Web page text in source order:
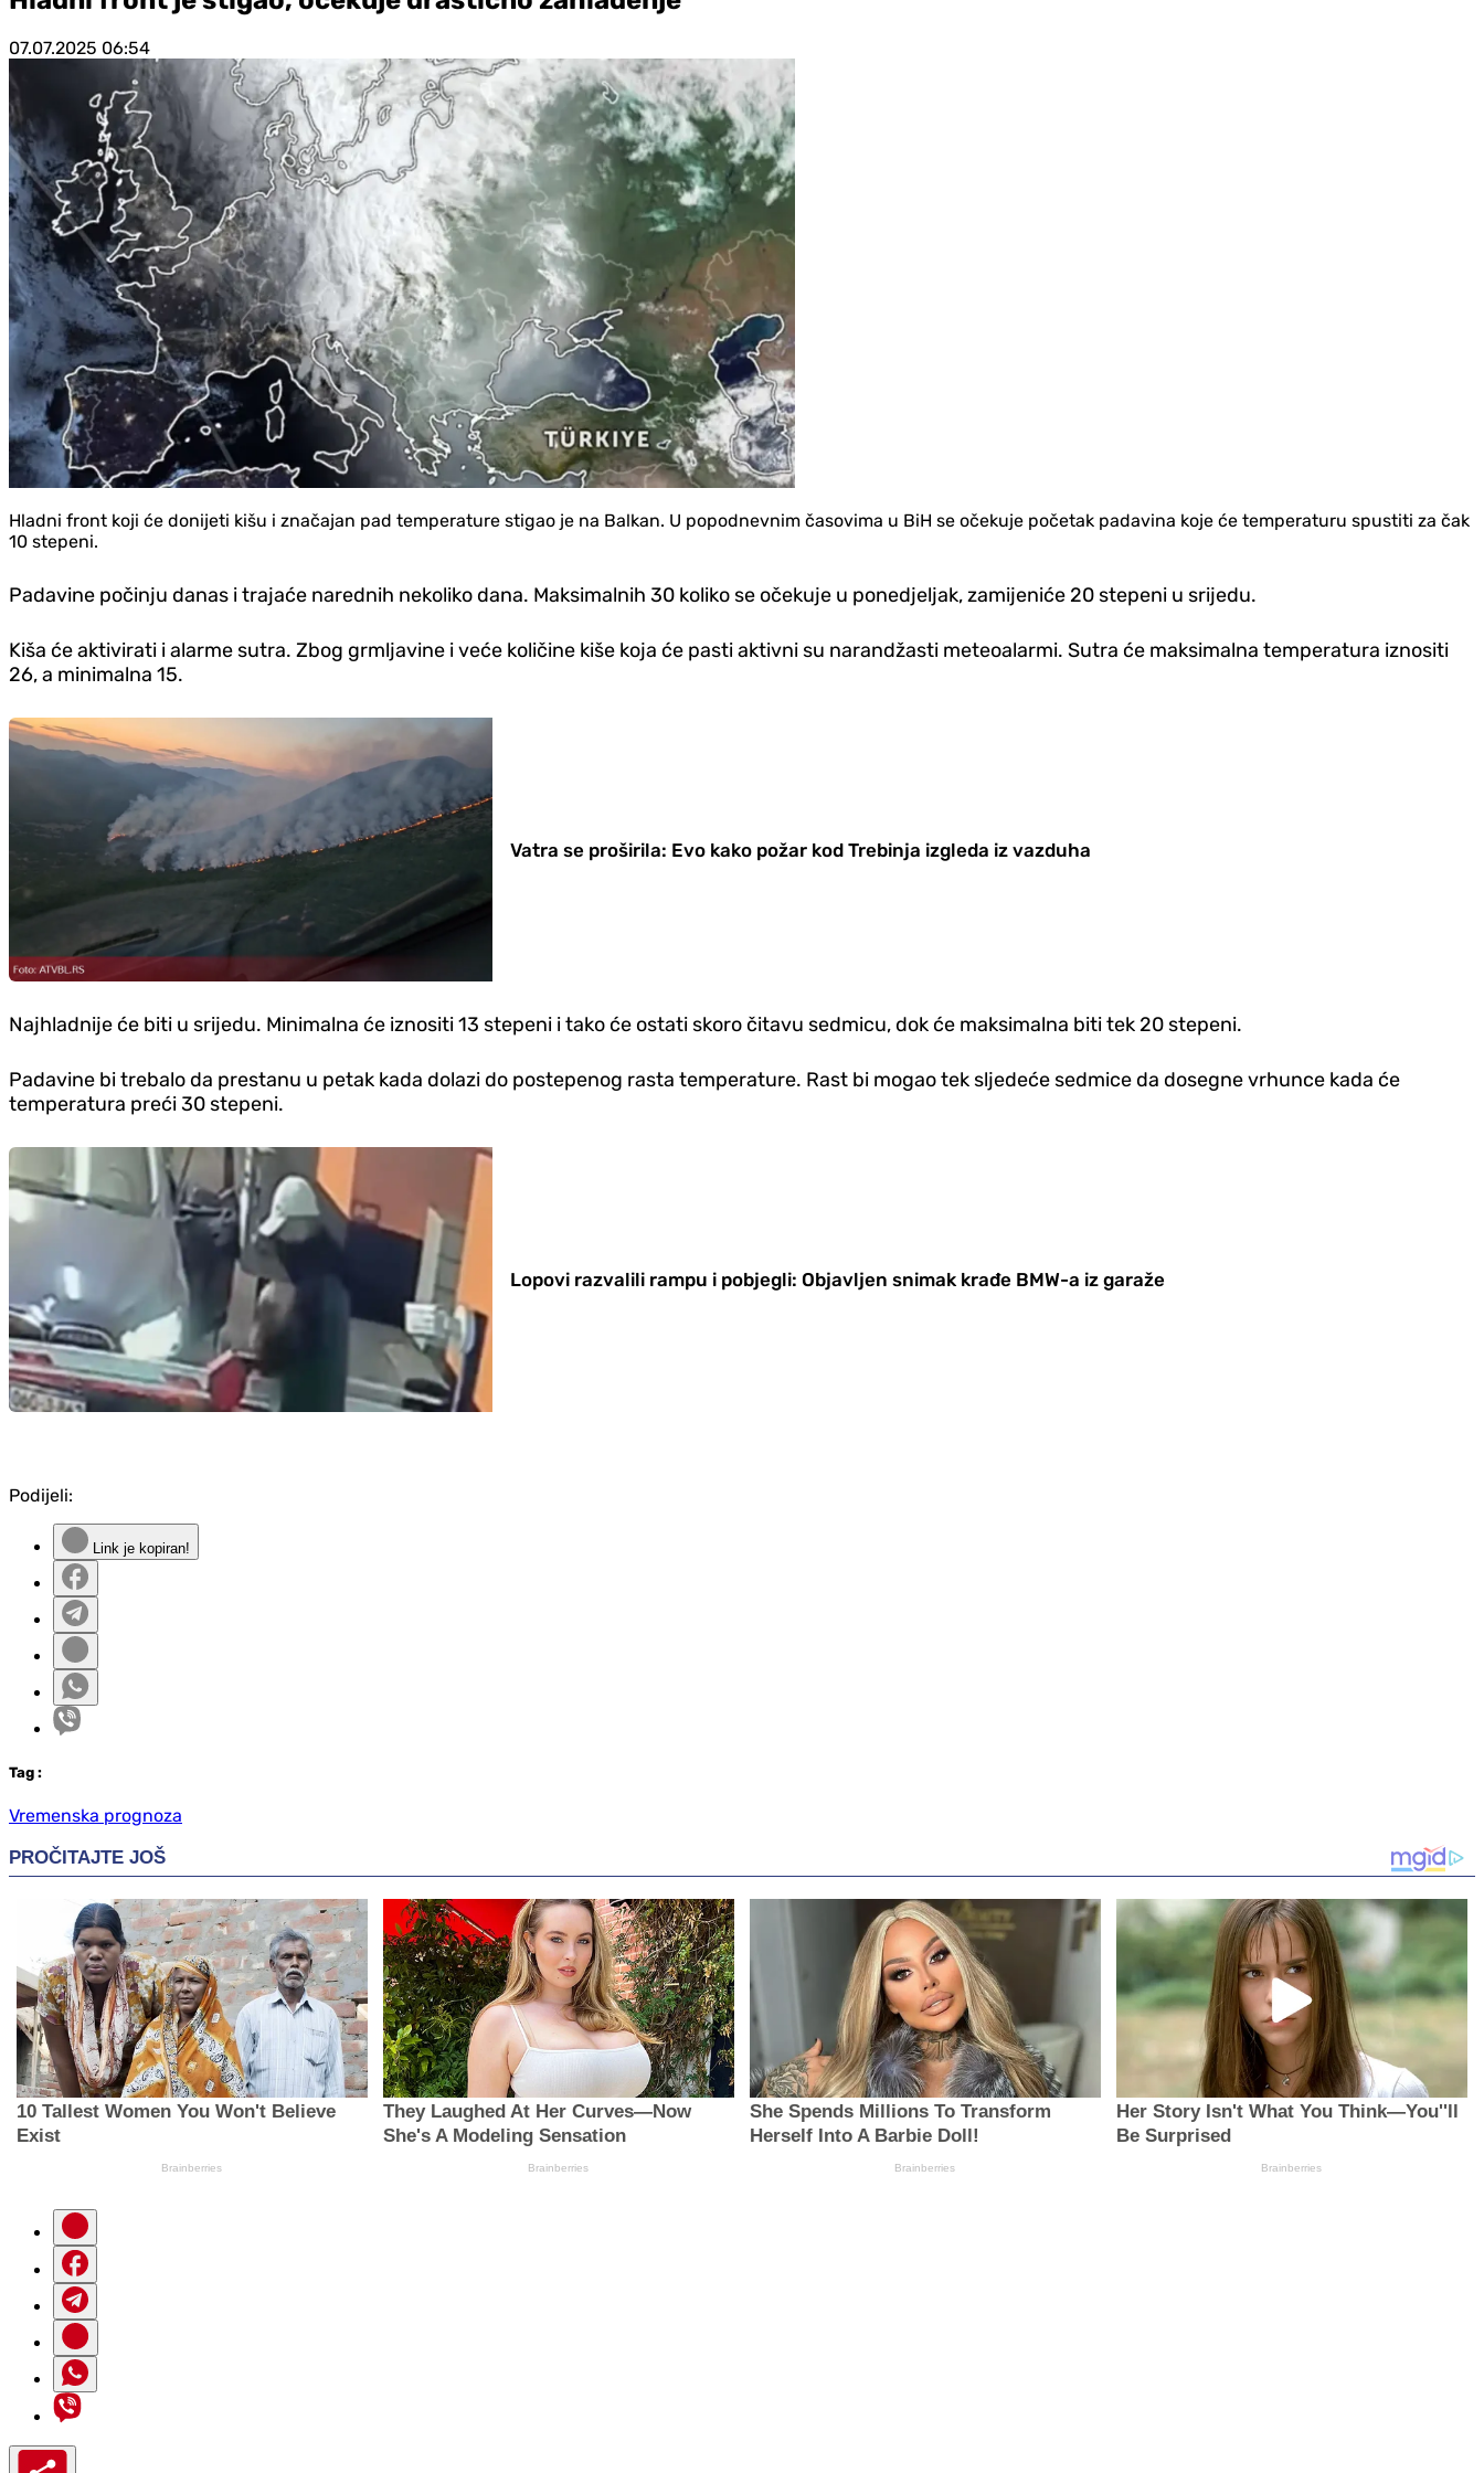
07.07.2025 06:54
Hladni front koji će donijeti kišu i značajan pad temperature stigao je na Balkan. U popodnevnim časovima u BiH se očekuje početak padavina koje će temperaturu spustiti za čak
10 stepeni.
Padavine počinju danas i trajaće narednih nekoliko dana. Maksimalnih 30 koliko se očekuje u ponedjeljak, zamijeniće 20 stepeni u srijedu.
Kiša će aktivirati i alarme sutra. Zbog grmljavine i veće količine kiše koja će pasti aktivni su narandžasti meteoalarmi. Sutra će maksimalna temperatura iznositi
26, a minimalna 15.
Vatra se proširila: Evo kako požar kod Trebinja izgleda iz vazduha
Najhladnije će biti u srijedu. Minimalna će iznositi 13 stepeni i tako će ostati skoro čitavu sedmicu, dok će maksimalna biti tek 20 stepeni.
Padavine bi trebalo da prestanu u petak kada dolazi do postepenog rasta temperature. Rast bi mogao tek sljedeće sedmice da dosegne vrhunce kada će
temperatura preći 30 stepeni.
Lopovi razvalili rampu i pobjegli: Objavljen snimak krađe BMW-a iz garaže
Podijeli:
Link je kopiran!
Tag :
Vremenska prognoza